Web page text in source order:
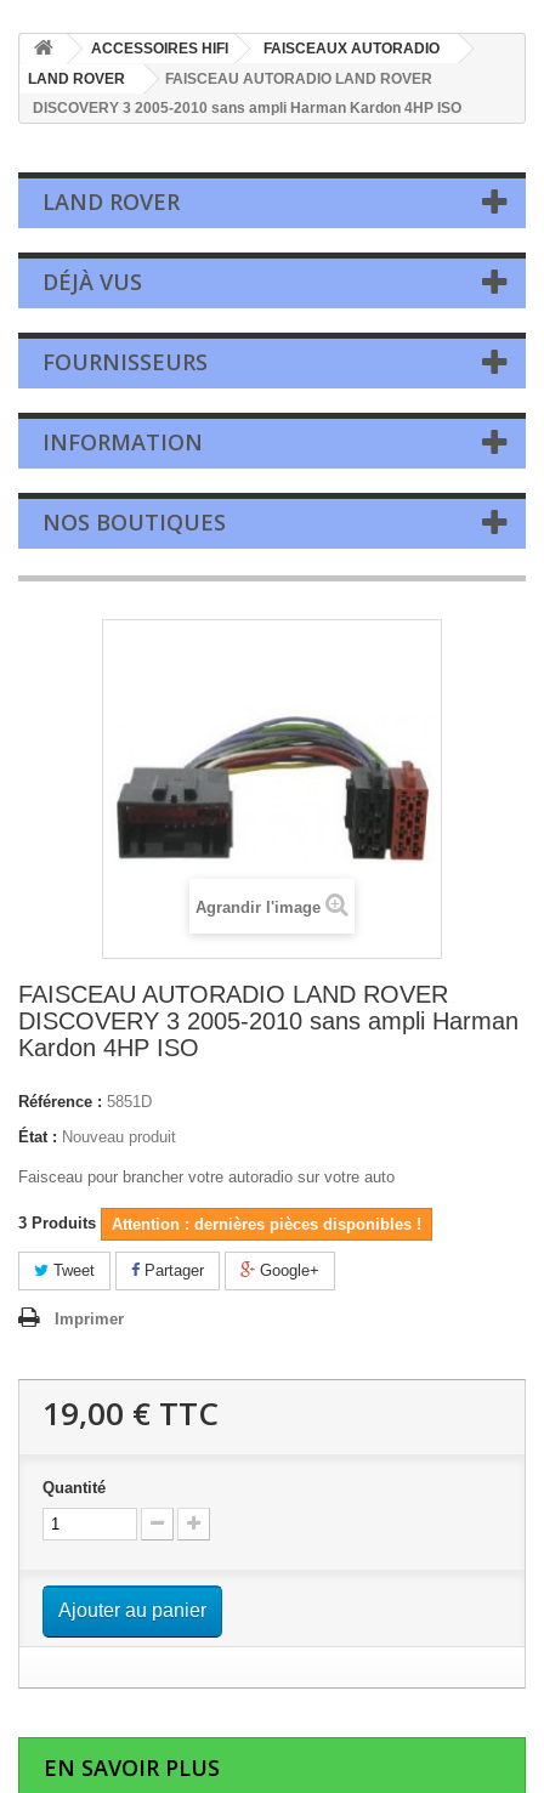
ACCESSOIRES HIFI
FAISCEAUX AUTORADIO
LAND ROVER
FAISCEAU AUTORADIO LAND ROVER
DISCOVERY 3 2005-2010 sans ampli Harman Kardon 4HP ISO
LAND ROVER
DÉJÀ VUS
FOURNISSEURS
INFORMATION
NOS BOUTIQUES
Agrandir l'image
FAISCEAU AUTORADIO LAND ROVER
DISCOVERY 3 2005-2010 sans ampli Harman
Kardon 4HP ISO
Référence : 5851D
État : Nouveau produit
Faisceau pour brancher votre autoradio sur votre auto
3 Produits Attention : dernières pièces disponibles !
Tweet Partager Google+
Imprimer
19,00 € TTC
Quantité
Ajouter au panier
EN SAVOIR PLUS